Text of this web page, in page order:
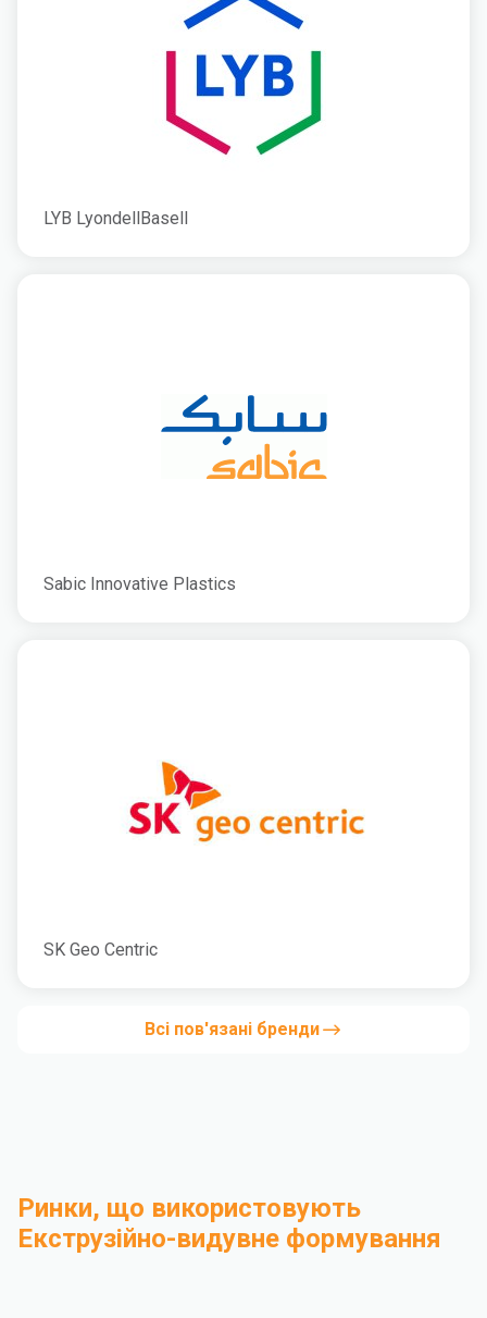
LYB LyondellBasell
Sabic Innovative Plastics
SK Geo Centric
Всі пов'язані бренди
Ринки, що використовують
Екструзійно-видувне формування